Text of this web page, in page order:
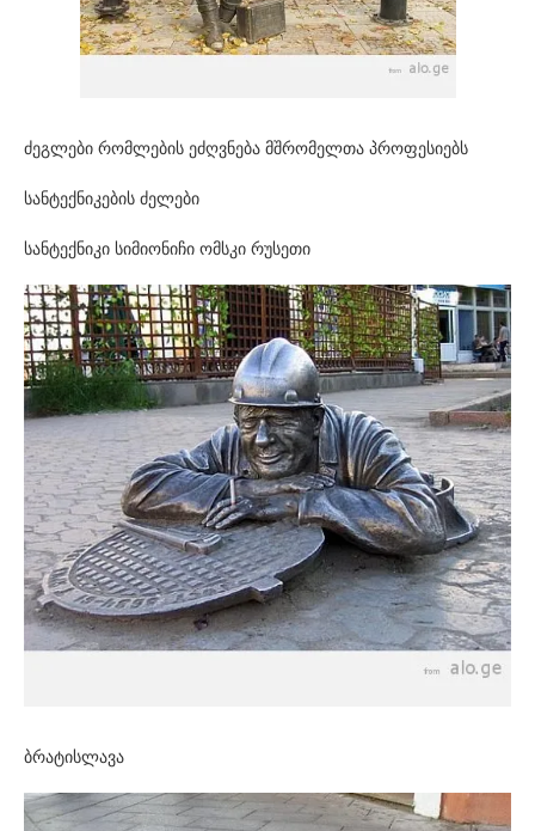
ძეგლები რომლების ეძღვნება მშრომელთა პროფესიებს
სანტექნიკების ძელები
სანტექნიკი სიმიონიჩი ომსკი რუსეთი
ბრატისლავა